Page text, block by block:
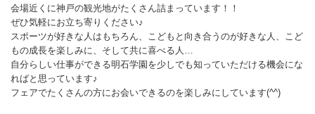
会場近くに神戸の観光地がたくさん詰まっています！！
ぜひ気軽にお立ち寄りください♪
スポーツが好きな人はもちろん、こどもと向き合うのが好きな人、こど
もの成長を楽しみに、そして共に喜べる人…
自分らしい仕事ができる明石学園を少しでも知っていただける機会にな
ればと思っています♪
フェアでたくさんの方にお会いできるのを楽しみにしています(^^)